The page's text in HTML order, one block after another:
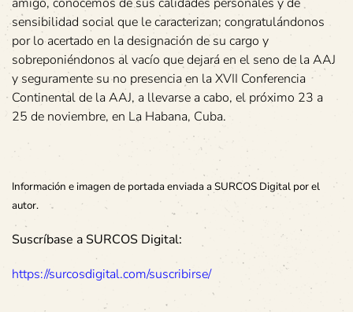
sensibilidad social que le caracterizan; congratulándonos
por lo acertado en la designación de su cargo y
sobreponiéndonos al vacío que dejará en el seno de la AAJ
y seguramente su no presencia en la XVII Conferencia
Continental de la AAJ, a llevarse a cabo, el próximo 23 a
25 de noviembre, en La Habana, Cuba.
Información e imagen de portada enviada a SURCOS Digital por el
autor.
Suscríbase a SURCOS Digital:
https://surcosdigital.com/suscribirse/